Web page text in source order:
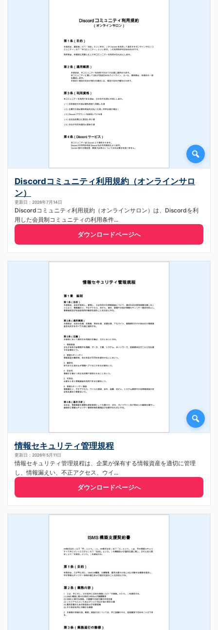
Discordコミュニティ利用規約（オンラインサロ
ン）
更新日：2026年7月14日
Discordコミュニティ利用規約（オンラインサロン）は、Discordを利
用した会員制コミュニティの利用条件...
ダウンロードページへ
情報セキュリティ管理規程
更新日：2026年5月11日
情報セキュリティ管理規程は、企業が保有する情報資産を適切に管理
し、情報漏えい、不正アクセス、ウイ...
ダウンロードページへ